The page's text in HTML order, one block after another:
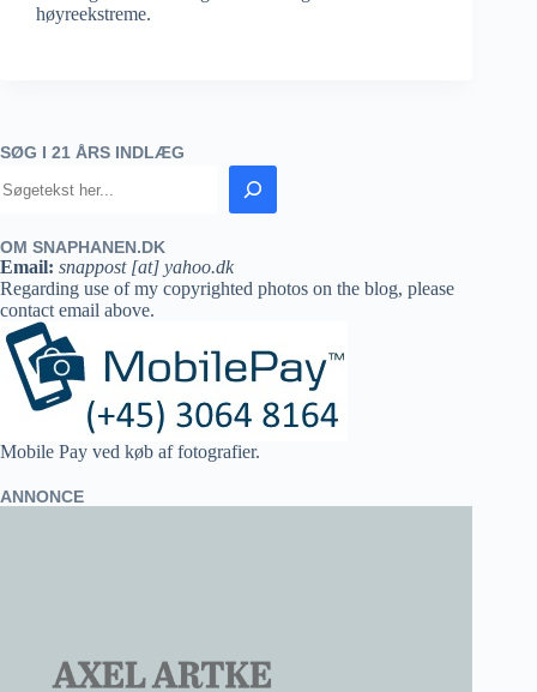
høyreekstreme.
SØG I 21 ÅRS INDLÆG
OM SNAPHANEN.DK
Email: snappost [at] yahoo.dk
Regarding use of my copyrighted photos on the blog, please
contact email above.
Mobile Pay ved køb af fotografier.
ANNONCE